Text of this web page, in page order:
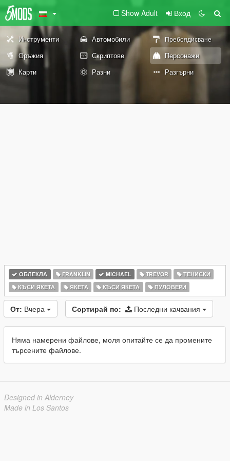
Show Adult Вход
Инструменти Автомобили Пребоядисване
Оръжия Скриптове
Персонажи
Карти
Разни Разгърни
ОБЛЕКЛА FRANKLIN MICHAEL TREVOR
ТЕНИСКИ
КЪСИ ЯКЕТА
ЯКЕТА КЪСИ ЯКЕТА ПУЛОВЕРИ
От: Вчера Сортирай по: Последни качвания
Няма намерени файлове, моля опитайте се да промените
търсените файлове.
Designed in Alderney
Made in Los Santos